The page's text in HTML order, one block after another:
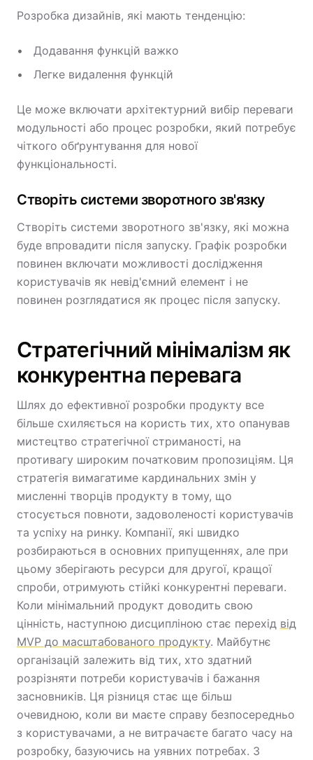
Розробка дизайнів, які мають тенденцію:
Додавання функцій важко
Легке видалення функцій
Це може включати архітектурний вибір переваги
модульності або процес розробки, який потребує
чіткого обґрунтування для нової
функціональності.
Створіть системи зворотного зв'язку
Створіть системи зворотного зв'язку, які можна
буде впровадити після запуску. Графік розробки
повинен включати можливості дослідження
користувачів як невід'ємний елемент і не
повинен розглядатися як процес після запуску.
Стратегічний мінімалізм як
конкурентна перевага
Шлях до ефективної розробки продукту все
більше схиляється на користь тих, хто опанував
мистецтво стратегічної стриманості, на
противагу широким початковим пропозиціям. Ця
стратегія вимагатиме кардинальних змін у
мисленні творців продукту в тому, що
стосується повноти, задоволеності користувачів
та успіху на ринку. Компанії, які швидко
розбираються в основних припущеннях, але при
цьому зберігають ресурси для другої, кращої
спроби, отримують стійкі конкурентні переваги.
Коли мінімальний продукт доводить свою
цінність, наступною дисципліною стає перехід від
MVP до масштабованого продукту. Майбутнє
організацій залежить від тих, хто здатний
розрізняти потреби користувачів і бажання
засновників. Ця різниця стає ще більш
очевидною, коли ви маєте справу безпосередньо
з користувачами, а не витрачаєте багато часу на
розробку, базуючись на уявних потребах. З